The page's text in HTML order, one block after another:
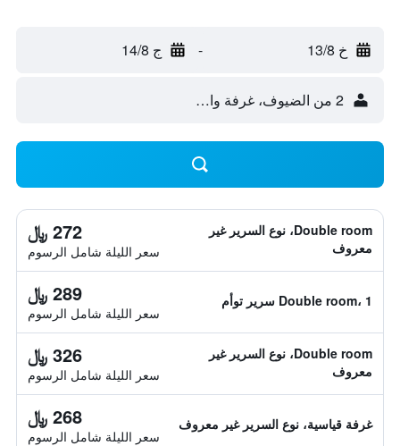
خ 13/8 - ج 14/8
2 من الضيوف، غرفة واحدة
Double room، نوع السرير غير
معروف
272 ﷼
سعر الليلة شامل الرسوم
Double room، 1 سرير توأم 289 ﷼
سعر الليلة شامل الرسوم
Double room، نوع السرير غير
معروف
326 ﷼
سعر الليلة شامل الرسوم
غرفة قياسية، نوع السرير غير معروف 268 ﷼
سعر الليلة شامل الرسوم